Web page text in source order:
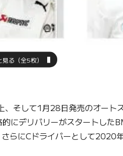
る（全5枚）
そして1月28日発売のオート
にデリバリーがスタートし
らにCドライバーとして2020